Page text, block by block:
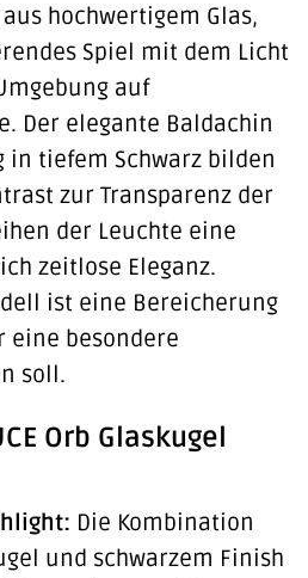
hochwertigem Glas,
Spiel mit dem Licht
auf
Der elegante Baldachin
in tiefem Schwarz bilden
zur Transparenz der
der Leuchte eine
zeitlose Eleganz.
ist eine Bereicherung
eine besondere
soll.
Orb Glaskugel
Die Kombination
und schwarzem Finish